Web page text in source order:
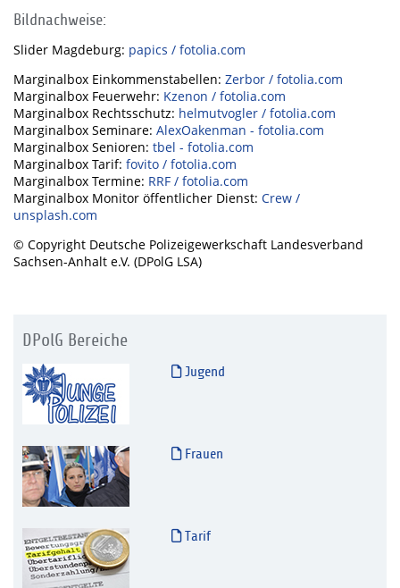
Bildnachweise:
Slider Magdeburg: papics / fotolia.com
Marginalbox Einkommenstabellen: Zerbor / fotolia.com
Marginalbox Feuerwehr: Kzenon / fotolia.com
Marginalbox Rechtsschutz: helmutvogler / fotolia.com
Marginalbox Seminare: AlexOakenman - fotolia.com
Marginalbox Senioren: tbel - fotolia.com
Marginalbox Tarif: fovito / fotolia.com
Marginalbox Termine: RRF / fotolia.com
Marginalbox Monitor öffentlicher Dienst: Crew /
unsplash.com
© Copyright Deutsche Polizeigewerkschaft Landesverband
Sachsen-Anhalt e.V. (DPolG LSA)
DPolG Bereiche
Jugend
Frauen
Tarif